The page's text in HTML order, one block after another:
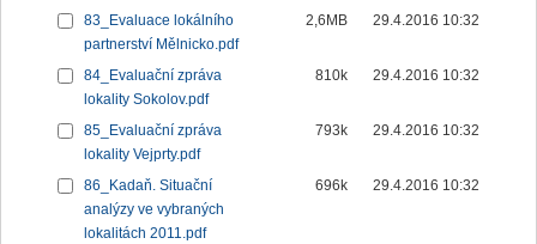
83_Evaluace lokálního
partnerství Mělnicko.pdf
2,6MB 29.4.2016 10:32
84_Evaluační zpráva
lokality Sokolov.pdf
810k 29.4.2016 10:32
85_Evaluační zpráva
lokality Vejprty.pdf
793k 29.4.2016 10:32
86_Kadaň. Situační
analýzy ve vybraných
lokalitách 2011.pdf
696k 29.4.2016 10:32